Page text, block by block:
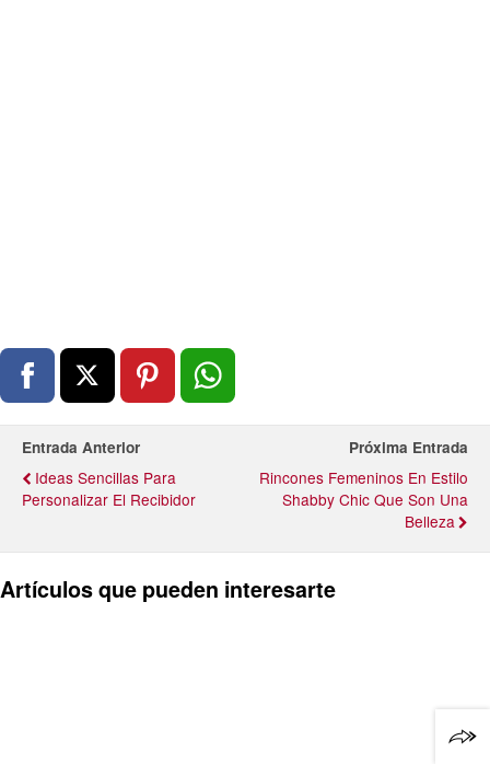
Entrada Anterior
Ideas Sencillas Para
Personalizar El Recibidor
Próxima Entrada
Rincones Femeninos En Estilo
Shabby Chic Que Son Una
Belleza
Artículos que pueden interesarte